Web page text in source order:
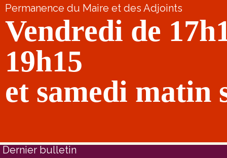
Permanence du Maire et des Adjoints
Vendredi de
19h15
et samedi matin
Dernier bulletin